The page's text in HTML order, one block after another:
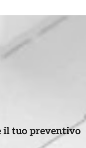
il tuo preventivo